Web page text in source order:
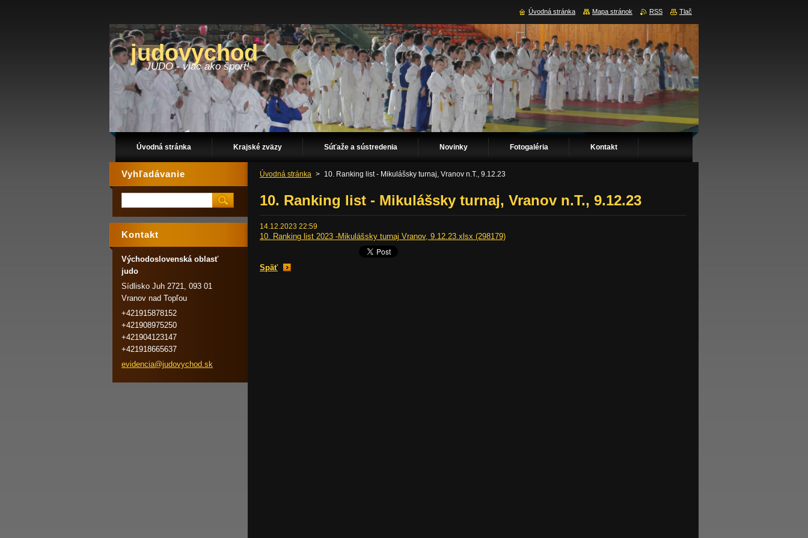
judovychod
JUDO - viac ako šport!
Úvodná stránka Krajské zväzy Súťaže a sústredenia Novinky Fotogaléria Kontakt
Úvodná stránka > 10. Ranking list - Mikulášsky turnaj, Vranov n.T., 9.12.23
10. Ranking list - Mikulášsky turnaj, Vranov n.T., 9.12.23
14.12.2023 22:59
10. Ranking list 2023 -Mikulášsky turnaj Vranov, 9.12.23.xlsx (298179)
Späť
Vyhľadávanie
Kontakt
Východoslovenská oblasť
judo
Sídlisko Juh 2721, 093 01
Vranov nad Topľou
+421915878152
+421908975250
+421904123147
+421918665637
evidencia@judovychod.sk
Úvodná stránka Mapa stránok RSS Tlač